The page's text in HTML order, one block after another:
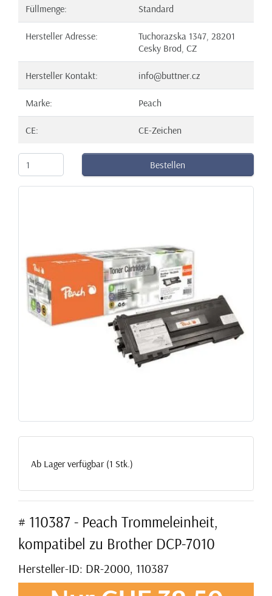
Füllmenge: Standard
Hersteller Adresse:
Tuchorazska 1347, 28201
Cesky Brod, CZ
Hersteller Kontakt: info@buttner.cz
Marke: Peach
CE: CE-Zeichen
Bestellen
Ab Lager verfügbar (1 Stk.)
# 110387 - Peach Trommeleinheit,
kompatibel zu Brother DCP-7010
Hersteller-ID: DR-2000, 110387